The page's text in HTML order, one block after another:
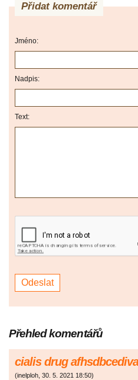
Přidat komentář
Jméno:
Nadpis:
Text:
Přehled komentářů
cialis drug
(inelploh, 30. 5. 2021 18:50)